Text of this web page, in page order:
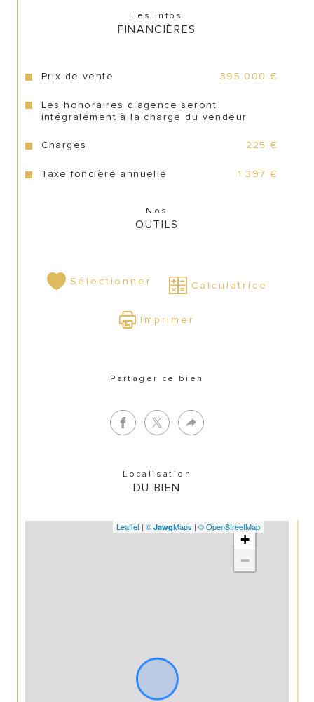
Les infos
FINANCIÈRES
Prix de vente 395 000 €
Les honoraires d'agence seront
intégralement à la charge du vendeur
Charges 225 €
Taxe foncière annuelle 1 397 €
Nos
OUTILS
Sélectionner Calculatrice
Imprimer
Partager ce bien
Localisation
DU BIEN
+
−
Leaflet | © JawgMaps | © OpenStreetMap